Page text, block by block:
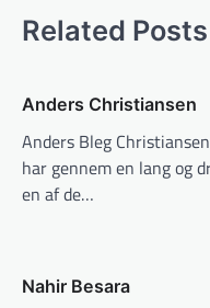
Related Posts
Anders Christiansen
Anders Bleg
har gennem en lang og
en af de…
Nahir Besara